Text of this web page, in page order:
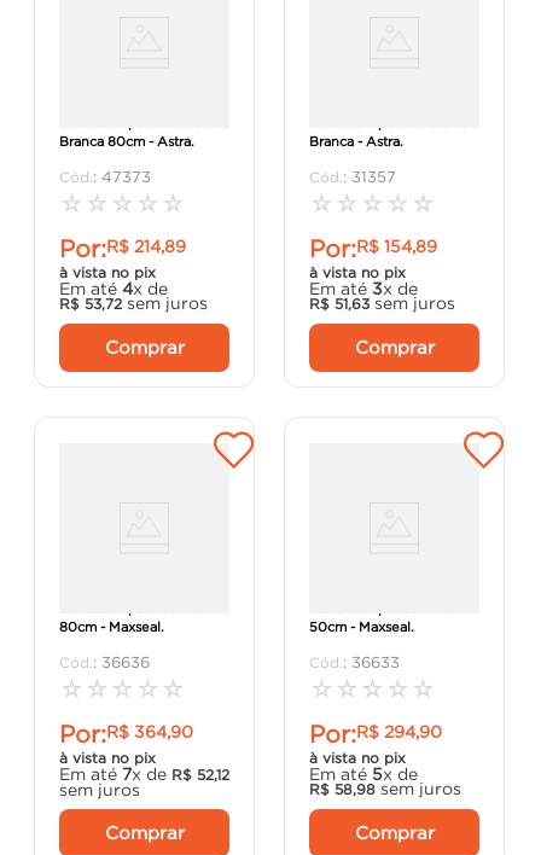
Branca 80cm - Astra.
: 47373
☆ ☆ ☆ ☆ ☆
Por:R$ 214,89
à vista no pix
Em até 4x de
R$ 53,72 sem juros
Comprar
Branca - Astra.
: 31357
☆ ☆ ☆ ☆ ☆
Por:R$ 154,89
à vista no pix
Em até 3x de
R$ 51,63 sem juros
Comprar
80cm - Maxseal.
: 36636
☆ ☆ ☆ ☆ ☆
Por:R$ 364,90
à vista no pix
Em até 7x de R$ 52,12
sem juros
Comprar
50cm - Maxseal.
: 36633
☆ ☆ ☆ ☆ ☆
Por:R$ 294,90
à vista no pix
Em até 5x de
R$ 58,98 sem juros
Comprar